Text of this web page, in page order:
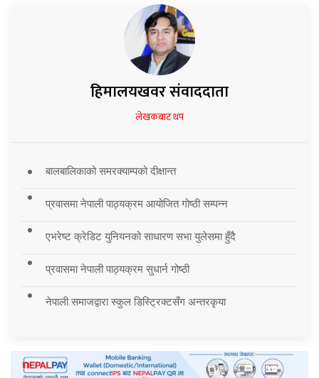
हिमालयखवर संवाददाता
लेखकबाट थप
बालबालिकाको समरक्याम्पको दीक्षान्त
प्रवासमा नेपाली पाठ्यक्रम आयोजित गोष्ठी सम्पन्न
एभरेष्ट क्रेडिट युनियनको साधारण सभा युलेसमा हुँदै
प्रवासमा नेपाली पाठ्यक्रम सुधार्न गोष्ठी
नेपाली समाजद्वारा स्कुल डिस्ट्रिक्टसँग अन्तरकृया